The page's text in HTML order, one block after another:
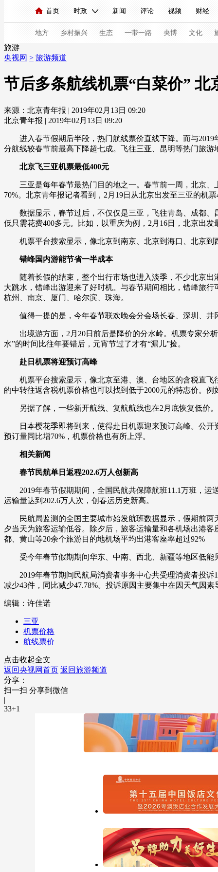
首页 时政 新闻 评论 视频 财经
人民领袖习近平 联播+ 中国领导人 央视快评 习
直播 栏目大全 节目单 听音 微视频
海外频道 iPanda English Монгол
地方 乡村振兴 生态 一带一路 央博 文化
新闻 国内 国际 评论
视频 小央视频 小央直播 直播中国 熊
现场 前线
体育 直播 竞猜 2026年世界杯 2026年
VIP会员 CCTV奥林匹克频道 生活体育大会
CCTV.节目官网 直播 节目单 栏目 片库
旅游
央视网 > 旅游频道
节后多条航线机票“白菜价” 北
来源：北京青年报 | 2019年02月13日 09:20
北京青年报 | 2019年02月13日 09:20
进入春节假期后半段，热门航线票价直线下降。而与2019
分航线较春节前最高下降超七成。飞往三亚、昆明等热门旅游
北京飞三亚机票最低400元
三亚是每年春节最热门目的地之一。春节前一周，北京、
70%。北京青年报记者看到，2月19日从北京出发至三亚的机
数据显示，春节过后，不仅仅是三亚，飞往青岛、成都、
低只需花费400多元。比如，以重庆为例，2月16日，北京出
机票平台搜索显示，像北京到南京、北京到海口、北京到
错峰国内游能节省一半成本
随着长假的结束，整个出行市场也进入淡季，不少北京出
大跳水，错峰出游迎来了好时机。与春节期间相比，错峰旅
杭州、南京、厦门、哈尔滨、珠海。
值得一提的是，今年春节联欢晚会分会场长春、深圳、井
出境游方面，2月20日前后是降价的分水岭。机票专家分析
水”的时间比往年要错后，元宵节过了才有“漏儿”捡。
赴日机票将迎预订高峰
机票平台搜索显示，像北京至港、澳、台地区的含税直飞
的中转往返含税机票价格也可以找到低于2000元的特惠价。
另据了解，一些新开航线、复航航线也在2月底恢复低价。
日本樱花季即将到来，使得赴日机票迎来预订高峰。公开
预订量同比增70%，机票价格也有所上浮。
相关新闻
春节民航单日返程202.6万人创新高
2019年春节假期期间，全国民航共保障航班11.1万班，运送
运输量达到202.6万人次，创春运历史新高。
民航局监测的全国主要城市始发航班数据显示，假期前两
夕当天为旅客运输低谷。除夕后，旅客运输量和各机场出港
都、黄山等20余个旅游目的地机场平均出港客座率超过92%
受今年春节假期期间华东、中南、西北、新疆等地区低能
2019年春节期间民航局消费者事务中心共受理消费者投诉
减少43件，同比减少47.78%。投诉原因主要集中在因天气因
编辑：许佳诺
三亚
机票价格
航线票价
点击收起全文
返回央视网首页 返回旅游频道
分享：
扫一扫 分享到微信
|
33+1